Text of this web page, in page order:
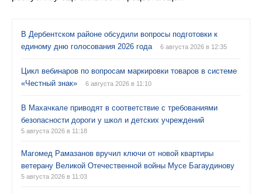
В Дербентском районе обсудили вопросы подготовки к
единому дню голосования 2026 года
6 августа 2026 в 12:35
Цикл вебинаров по вопросам маркировки товаров в системе
«Честный знак»
6 августа 2026 в 11:10
В Махачкале приводят в соответствие с требованиями
безопасности дороги у школ и детских учреждений
5 августа 2026 в 11:18
Магомед Рамазанов вручил ключи от новой квартиры
ветерану Великой Отечественной войны Мусе Багаудинову
5 августа 2026 в 11:03